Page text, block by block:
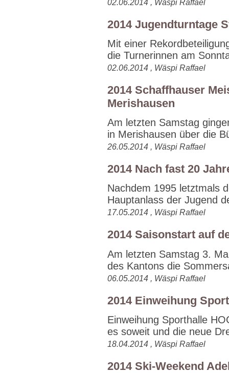
02.06.2014 , Wäspi Raffael
2014 Jugendturntage
Mit einer
die Turnerinnen am
02.06.2014 , Wäspi Raffael
2014 Schaffhauser
Merishausen
Am letzten Samstag
in Merishausen über die
26.05.2014 , Wäspi Raffael
2014 Nach fast 20
Nachdem 1995 letztmals
Hauptanlass der Jugend
17.05.2014 , Wäspi Raffael
2014 Saisonstart auf
Am letzten Samstag 3.
des Kantons die
06.05.2014 , Wäspi Raffael
2014 Einweihung
Einweihung Sporthalle
es soweit und die neue
18.04.2014 , Wäspi Raffael
2014 Ski-Weekend